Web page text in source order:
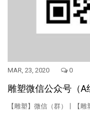
MAR, 23, 2020 0
雕塑微信公众号（A
【雕塑】微信（群）丨【